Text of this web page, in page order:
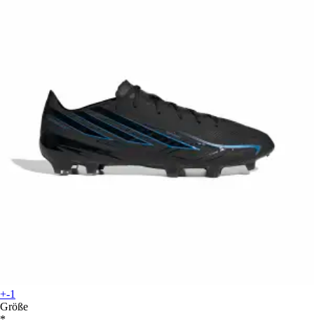
+-1
Größe
*